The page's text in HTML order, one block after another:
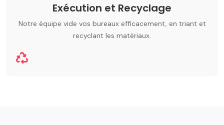
Exécution et Recyclage
Notre équipe vide vos bureaux efficacement, en triant et
recyclant les matériaux.